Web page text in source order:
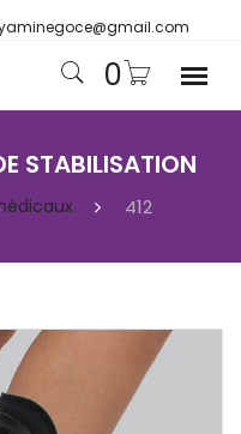
0
STABILISATION
412